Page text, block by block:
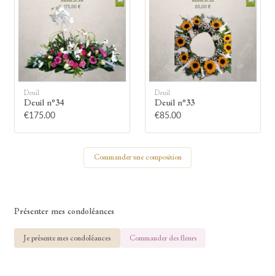
Montrez votre soutien à la famille en
allumant symboliquement une bougie.
Votre prénom
Deuil
Deuil n°34
€175.00
Deuil
Deuil n°33
€85.00
Commander une composition
Présenter mes condoléances
Je présente mes condoléances Commander des fleurs